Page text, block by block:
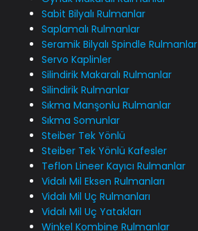
Sabit Bilyalı Rulmanlar
Saplamalı Rulmanlar
Seramik Bilyalı Spindle Rulmanlar
Servo Kaplinler
Silindirik Makaralı Rulmanlar
Silindirik Rulmanlar
Sıkma Manşonlu Rulmanlar
Sıkma Somunlar
Steiber Tek Yönlü
Steiber Tek Yönlü Kafesler
Teflon Lineer Kayıcı Rulmanlar
Vidalı Mil Eksen Rulmanları
Vidalı Mil Uç Rulmanları
Vidalı Mil Uç Yatakları
Winkel Kombine Rulmanlar